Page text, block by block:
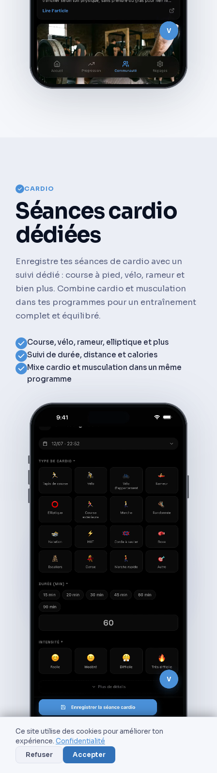
CARDIO
Séances cardio
dédiées
Enregistre tes séances de cardio avec un
suivi dédié : course à pied, vélo, rameur et
bien plus. Combine cardio et musculation
dans tes programmes pour un entraînement
complet et équilibré.
Course, vélo, rameur, elliptique et plus
Suivi de durée, distance et calories
Mixe cardio et musculation dans un même
programme
Ce site utilise des cookies pour améliorer ton
expérience. Confidentialité
Refuser
Accepter